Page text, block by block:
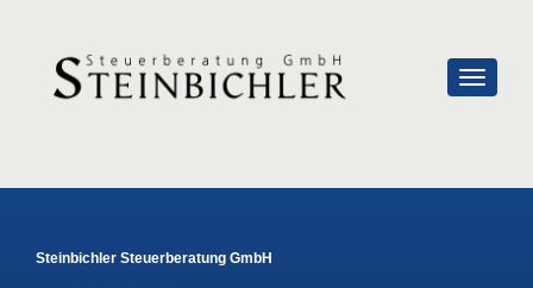
Steinbichler Steuerberatung GmbH